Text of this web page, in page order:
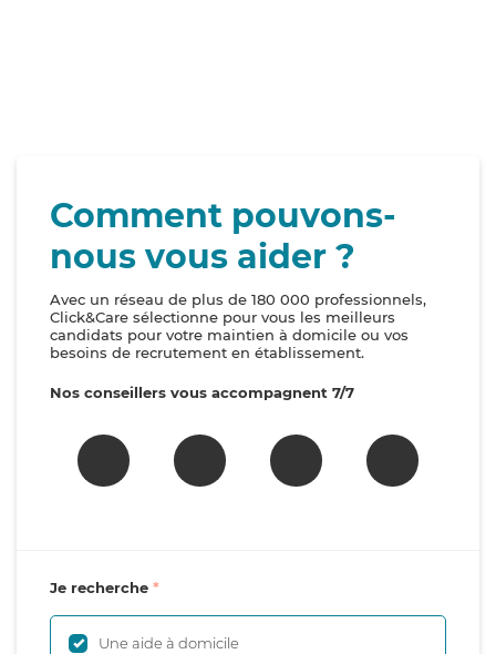
Comment pouvons-
nous vous aider ?
Avec un réseau de plus de 180 000 professionnels,
Click&Care sélectionne pour vous les meilleurs
candidats pour votre maintien à domicile ou vos
besoins de recrutement en établissement.
Nos conseillers vous accompagnent 7/7
Je recherche
Une aide à domicile